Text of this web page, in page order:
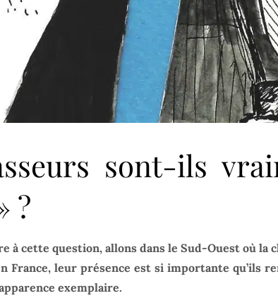
sont-ils
?
à cette question, allons dans le Sud-Ouest où
France, leur présence est si importante qu’ils
exemplaire.